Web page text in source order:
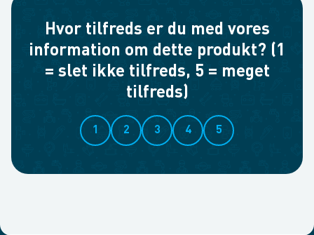
Hvor tilfreds er du med vores
information om dette produkt? (1
= slet ikke tilfreds, 5 = meget
tilfreds)
1 2 3 4 5